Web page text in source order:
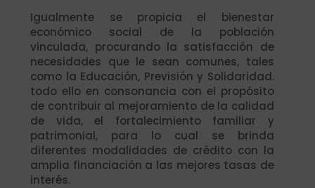
Igualmente se propicia el bienestar
económico social de la población
vinculada, procurando la satisfacción de
necesidades que le sean comunes, tales
como la Educación, Previsión y Solidaridad.
todo ello en consonancia con el propósito
de contribuir al mejoramiento de la calidad
de vida, el fortalecimiento familiar y
patrimonial, para lo cual se brinda
diferentes modalidades de crédito con la
amplia financiación a las mejores tasas de
interés.